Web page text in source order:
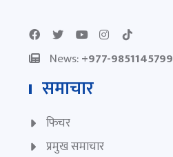
News:+977-9851145799
समाचार
फिचर
प्रमुख समाचार